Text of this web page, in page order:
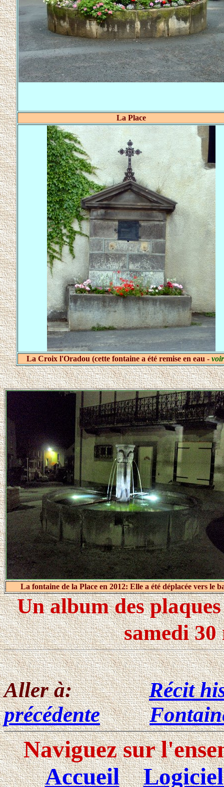
La Place
La Croix l'Oradou (cette fontaine a été remise en eau - voir
La fontaine de la Place en 2012: Elle a été déplacée vers le
Un album des
samedi
Aller à:Récit
précédente
Naviguez sur
Accueil